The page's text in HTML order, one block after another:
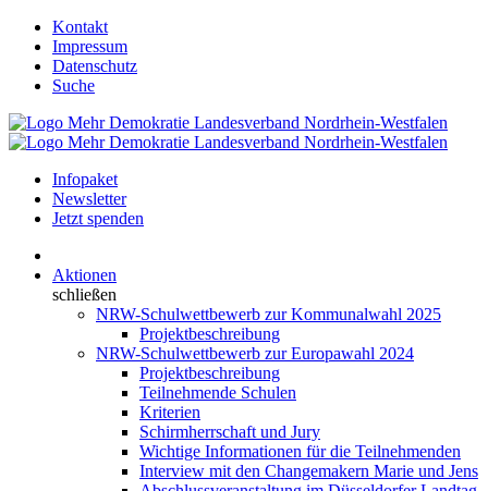
Kontakt
Impressum
Datenschutz
Suche
Infopaket
Newsletter
Jetzt spenden
Aktionen
schließen
NRW-Schulwettbewerb zur Kommunalwahl 2025
Projektbeschreibung
NRW-Schulwettbewerb zur Europawahl 2024
Projektbeschreibung
Teilnehmende Schulen
Kriterien
Schirmherrschaft und Jury
Wichtige Informationen für die Teilnehmenden
Interview mit den Changemakern Marie und Jens